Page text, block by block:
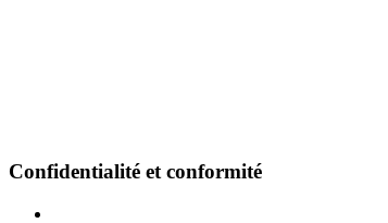
Confidentialité et conformité